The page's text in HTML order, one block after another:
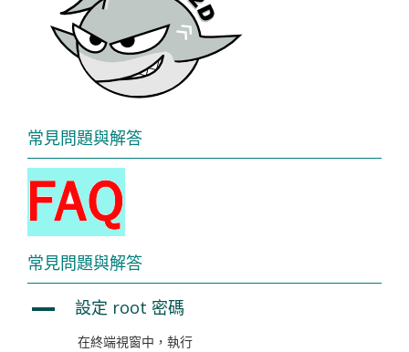
常見問題與解答
常見問題與解答
A 設定 root 密碼
在終端視窗中，執行